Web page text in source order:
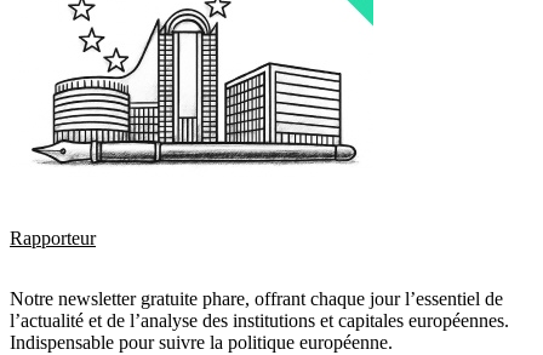
Rapporteur
Notre newsletter gratuite phare, offrant chaque jour l’essentiel de
l’actualité et de l’analyse des institutions et capitales européennes.
Indispensable pour suivre la politique européenne.